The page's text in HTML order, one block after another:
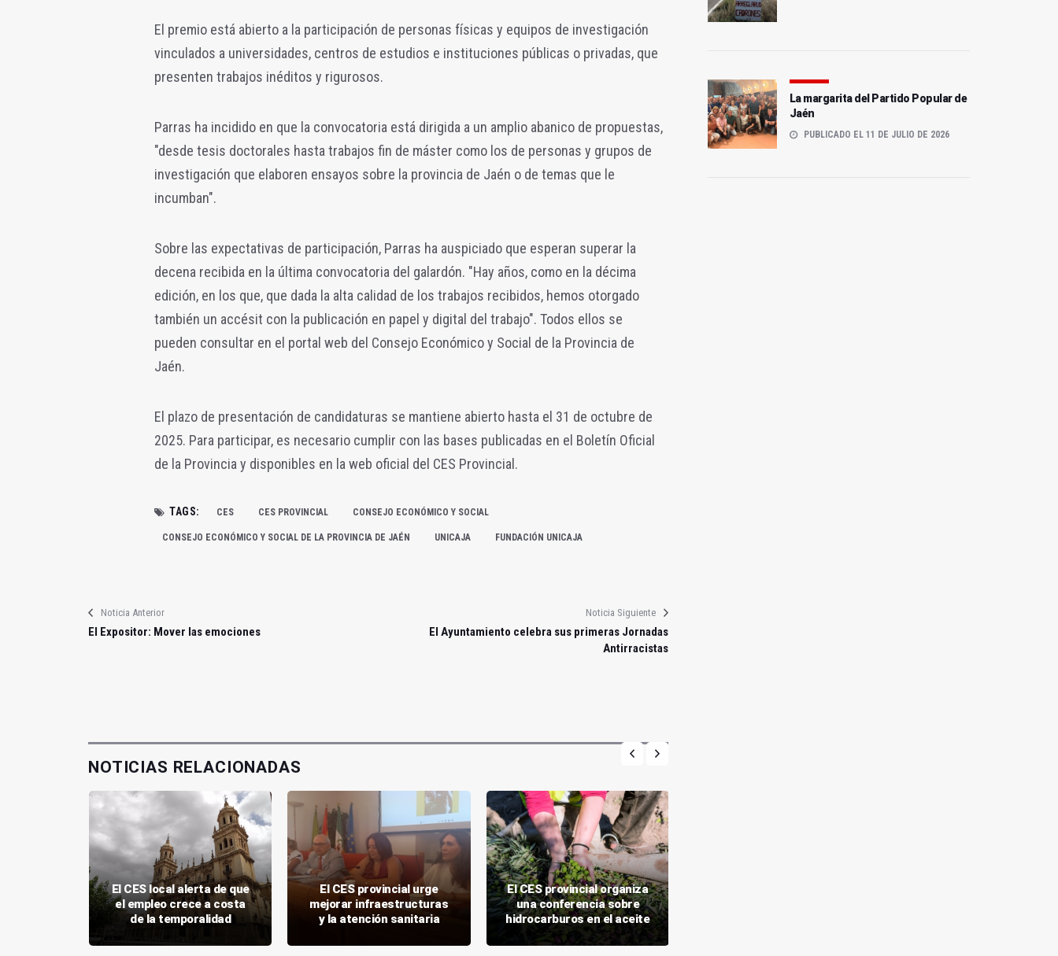
El premio está abierto a la participación de personas físicas y equipos de investigación
vinculados a universidades, centros de estudios e instituciones públicas o privadas, que
presenten trabajos inéditos y rigurosos.
Parras ha incidido en que la convocatoria está dirigida a un amplio abanico de propuestas,
"desde tesis doctorales hasta trabajos fin de máster como los de personas y grupos de
investigación que elaboren ensayos sobre la provincia de Jaén o de temas que le
incumban".
Sobre las expectativas de participación, Parras ha auspiciado que esperan superar la
decena recibida en la última convocatoria del galardón. "Hay años, como en la décima
edición, en los que, que dada la alta calidad de los trabajos recibidos, hemos otorgado
también un accésit con la publicación en papel y digital del trabajo". Todos ellos se
pueden consultar en el portal web del Consejo Económico y Social de la Provincia de
Jaén.
El plazo de presentación de candidaturas se mantiene abierto hasta el 31 de octubre de
2025. Para participar, es necesario cumplir con las bases publicadas en el Boletín Oficial
de la Provincia y disponibles en la web oficial del CES Provincial.
TAGS: CES CES PROVINCIAL CONSEJO ECONÓMICO Y SOCIAL
CONSEJO ECONÓMICO Y SOCIAL DE LA PROVINCIA DE JAÉN UNICAJA FUNDACIÓN UNICAJA
Noticia Anterior
El Expositor: Mover las emociones
Noticia Siguiente
El Ayuntamiento celebra sus primeras Jornadas
Antirracistas
NOTICIAS RELACIONADAS
El CES local alerta de que
el empleo crece a costa
de la temporalidad
El CES provincial urge
mejorar infraestructuras
y la atención sanitaria
El CES provincial organiza
una conferencia sobre
hidrocarburos en el aceite
La margarita del Partido Popular de
Jaén
PUBLICADO EL 11 DE JULIO DE 2026